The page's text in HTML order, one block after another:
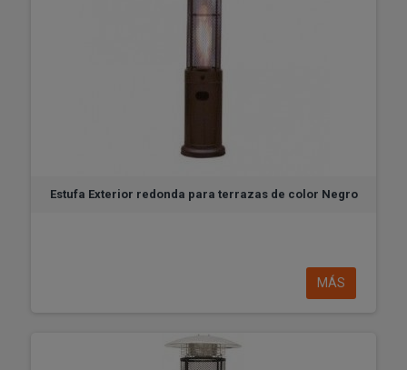
Estufa Exterior redonda para terrazas de color Negro
MÁS